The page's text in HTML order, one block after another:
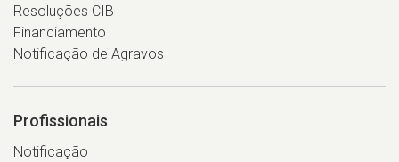
Resoluções CIB
Financiamento
Notificação de Agravos
Profissionais
Notificação